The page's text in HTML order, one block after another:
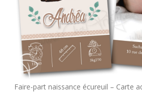
Faire-part naissance écureuil – Carte